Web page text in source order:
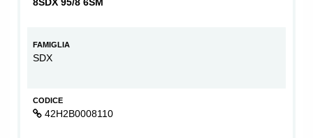
8SDX 95/8 6SM
FAMIGLIA
SDX
CODICE
42H2B0008110